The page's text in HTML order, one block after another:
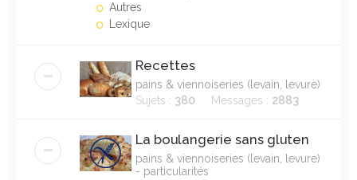
Autres
Lexique
Recettes
pains & viennoiseries (levain, levure)
Sujets : 380 Messages : 2883
La boulangerie sans gluten
pains & viennoiseries (levain, levure)
- particularités